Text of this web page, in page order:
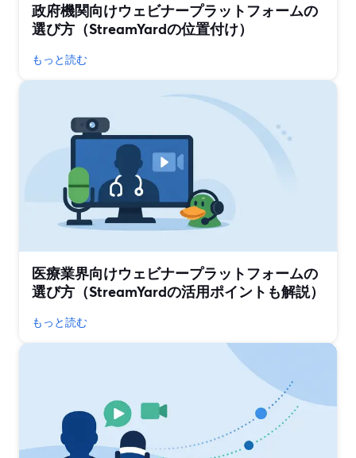
政府機関向けウェビナープラットフォームの
選び方（StreamYardの位置付け）
もっと読む
医療業界向けウェビナープラットフォームの
選び方（StreamYardの活用ポイントも解説）
もっと読む